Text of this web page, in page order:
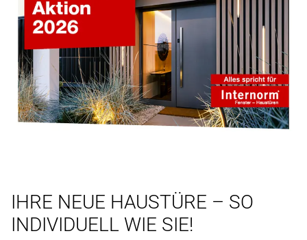
IHRE NEUE HAUSTÜRE – SO
INDIVIDUELL WIE SIE!